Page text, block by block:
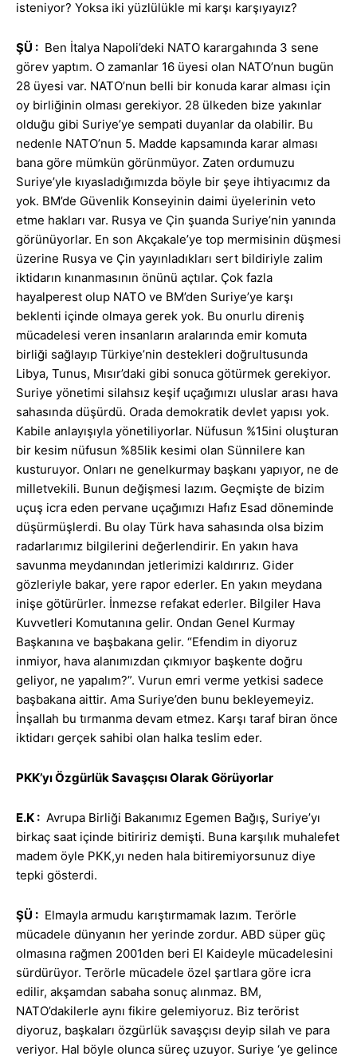
isteniyor? Yoksa iki yüzlülükle mi karşı karşıyayız?
ŞÜ : Ben İtalya Napoli’deki NATO karargahında 3 sene
görev yaptım. O zamanlar 16 üyesi olan NATO’nun bugün
28 üyesi var. NATO’nun belli bir konuda karar alması için
oy birliğinin olması gerekiyor. 28 ülkeden bize yakınlar
olduğu gibi Suriye’ye sempati duyanlar da olabilir. Bu
nedenle NATO’nun 5. Madde kapsamında karar alması
bana göre mümkün görünmüyor. Zaten ordumuzu
Suriye’yle kıyasladığımızda böyle bir şeye ihtiyacımız da
yok. BM’de Güvenlik Konseyinin daimi üyelerinin veto
etme hakları var. Rusya ve Çin şuanda Suriye’nin yanında
görünüyorlar. En son Akçakale’ye top mermisinin düşmesi
üzerine Rusya ve Çin yayınladıkları sert bildiriyle zalim
iktidarın kınanmasının önünü açtılar. Çok fazla
hayalperest olup NATO ve BM’den Suriye’ye karşı
beklenti içinde olmaya gerek yok. Bu onurlu direniş
mücadelesi veren insanların aralarında emir komuta
birliği sağlayıp Türkiye’nin destekleri doğrultusunda
Libya, Tunus, Mısır’daki gibi sonuca götürmek gerekiyor.
Suriye yönetimi silahsız keşif uçağımızı uluslar arası hava
sahasında düşürdü. Orada demokratik devlet yapısı yok.
Kabile anlayışıyla yönetiliyorlar. Nüfusun %15ini oluşturan
bir kesim nüfusun %85lik kesimi olan Sünnilere kan
kusturuyor. Onları ne genelkurmay başkanı yapıyor, ne de
milletvekili. Bunun değişmesi lazım. Geçmişte de bizim
uçuş icra eden pervane uçağımızı Hafız Esad döneminde
düşürmüşlerdi. Bu olay Türk hava sahasında olsa bizim
radarlarımız bilgilerini değerlendirir. En yakın hava
savunma meydanından jetlerimizi kaldırırız. Gider
gözleriyle bakar, yere rapor ederler. En yakın meydana
inişe götürürler. İnmezse refakat ederler. Bilgiler Hava
Kuvvetleri Komutanına gelir. Ondan Genel Kurmay
Başkanına ve başbakana gelir. “Efendim in diyoruz
inmiyor, hava alanımızdan çıkmıyor başkente doğru
geliyor, ne yapalım?”. Vurun emri verme yetkisi sadece
başbakana aittir. Ama Suriye’den bunu bekleyemeyiz.
İnşallah bu tırmanma devam etmez. Karşı taraf biran önce
iktidarı gerçek sahibi olan halka teslim eder.
PKK’yı Özgürlük Savaşçısı Olarak Görüyorlar
E.K : Avrupa Birliği Bakanımız Egemen Bağış, Suriye’yı
birkaç saat içinde bitiririz demişti. Buna karşılık muhalefet
madem öyle PKK,yı neden hala bitiremiyorsunuz diye
tepki gösterdi.
ŞÜ : Elmayla armudu karıştırmamak lazım. Terörle
mücadele dünyanın her yerinde zordur. ABD süper güç
olmasına rağmen 2001den beri El Kaideyle mücadelesini
sürdürüyor. Terörle mücadele özel şartlara göre icra
edilir, akşamdan sabaha sonuç alınmaz. BM,
NATO’dakilerle aynı fikire gelemiyoruz. Biz terörist
diyoruz, başkaları özgürlük savaşçısı deyip silah ve para
veriyor. Hal böyle olunca süreç uzuyor. Suriye ‘ye gelince